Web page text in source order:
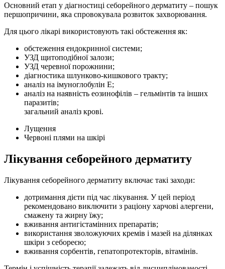
Основний етап у діагностиці себорейного дерматиту – пошук
першопричини, яка спровокувала розвиток захворювання.
Для цього лікарі використовують такі обстеження як:
обстеження ендокринної системи;
УЗД щитоподібної залози;
УЗД черевної порожнини;
діагностика шлунково-кишкового тракту;
аналіз на імуноглобулін Е;
аналіз на наявність еозинофілів – гельмінтів та інших
паразитів;
загальний аналіз крові.
Лущення
Червоні плями на шкірі
Лікування себорейного дерматиту
Лікування себорейного дерматиту включає такі заходи:
дотримання дієти під час лікування. У цей період
рекомендовано виключити з раціону харчові алергени,
смажену та жирну їжу;
вживання антигістамінних препаратів;
використання зволожуючих кремів і мазей на ділянках
шкіри з себореєю;
вживання сорбентів, гепатопротекторів, вітамінів.